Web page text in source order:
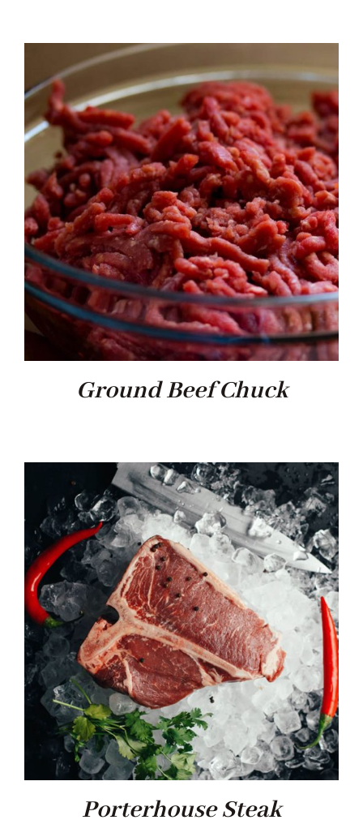
NOTICIES
CONTACTE
Ground Beef Chuck
Porterhouse Steak